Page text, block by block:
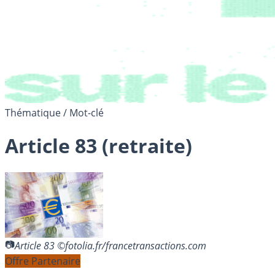
Thématique / Mot-clé
Article 83 (retraite)
Article 83 ©fotolia.fr/francetransactions.com
Offre Partenaire